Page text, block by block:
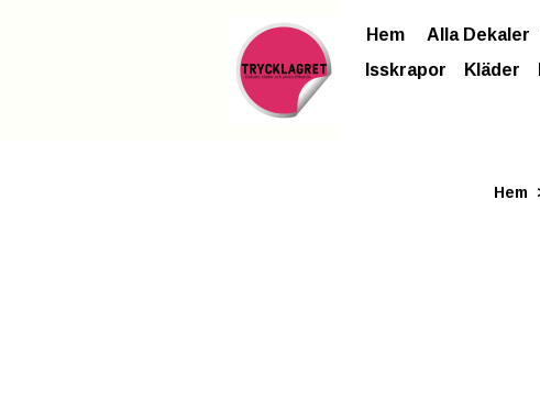
Hem Alla Dekaler
Isskrapor
Kläder
Hem